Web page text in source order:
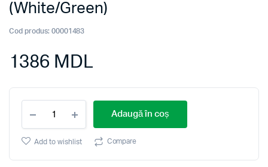
(White/Green)
Cod produs: 00001483
1386 MDL
aburi
Mesko
7020
Adaugă în coș
Add to wishlist Compare